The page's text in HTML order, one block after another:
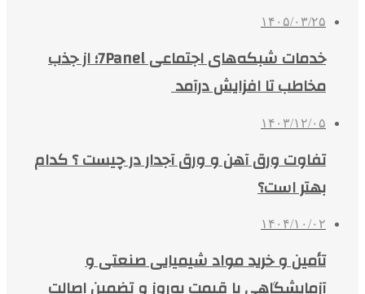
۱۴۰۵/۰۳/۲۵
خدمات شبکه‌های اجتماعی 7Panel؛ از جذب
مخاطب تا افزایش درآمد
۱۴۰۳/۱۲/۰۵
تفاوت ورق آهن و ورق آجدار در چیست ؟ کدام
بهتر است؟
۱۴۰۴/۱۰/۰۲
تأمین و خرید مواد شیمیایی صنعتی و
آزمایشگاهی با قیمت به‌روز و تضمین اصالت